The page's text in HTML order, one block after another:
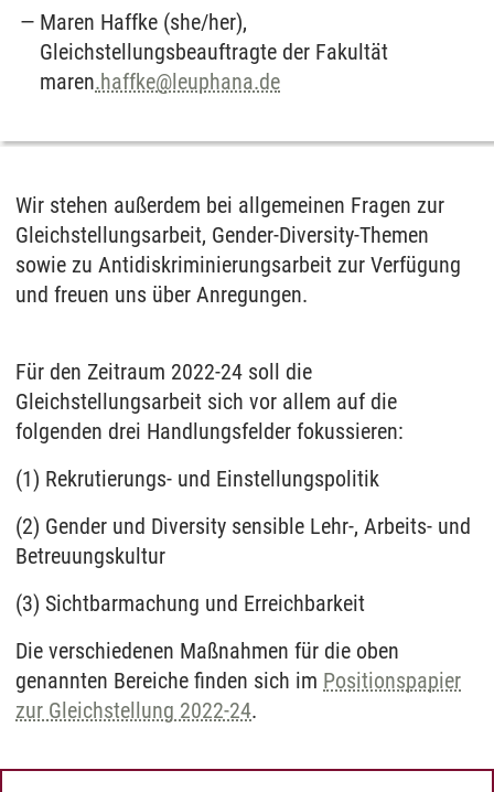
Maren Haffke (she/her),
Gleichstellungsbeauftragte der Fakultät
maren.haffke@leuphana.de
Wir stehen außerdem bei allgemeinen Fragen zur
Gleichstellungsarbeit, Gender-Diversity-Themen
sowie zu Antidiskriminierungsarbeit zur Verfügung
und freuen uns über Anregungen.
Für den Zeitraum 2022-24 soll die
Gleichstellungsarbeit sich vor allem auf die
folgenden drei Handlungsfelder fokussieren:
(1) Rekrutierungs- und Einstellungspolitik
(2) Gender und Diversity sensible Lehr-, Arbeits- und
Betreuungskultur
(3) Sichtbarmachung und Erreichbarkeit
Die verschiedenen Maßnahmen für die oben
genannten Bereiche finden sich im Positionspapier
zur Gleichstellung 2022-24.